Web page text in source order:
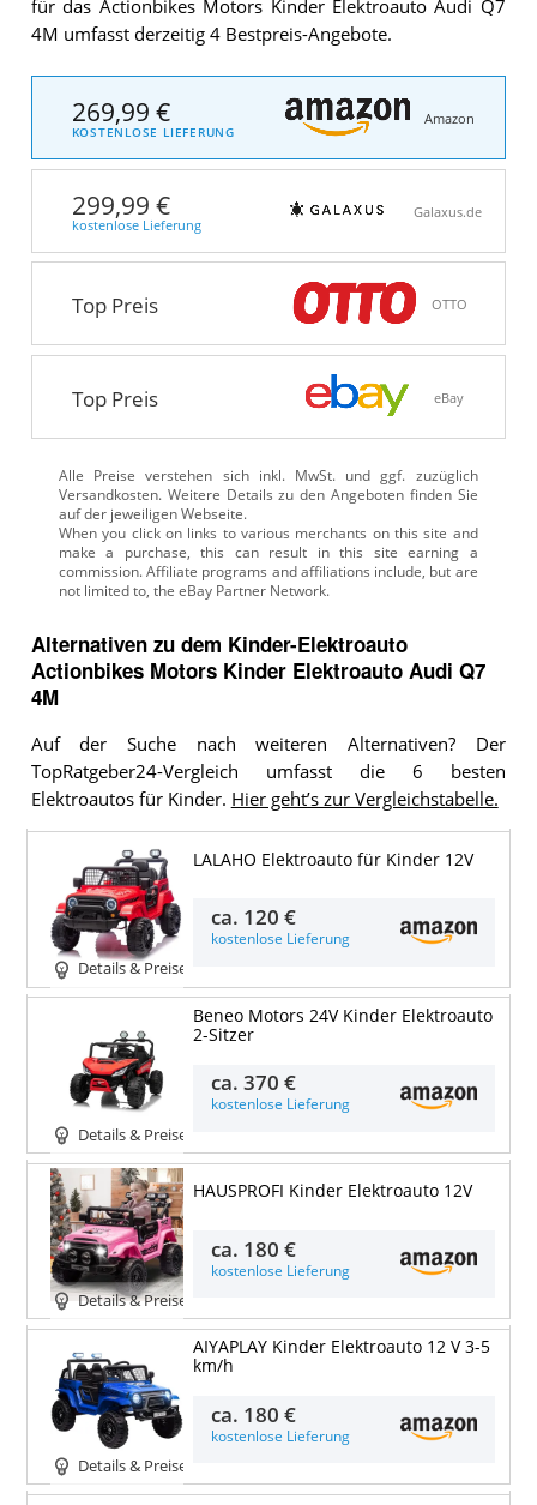
für das Actionbikes Motors Kinder Elektroauto Audi Q7
4M umfasst derzeitig 4 Bestpreis-Angebote.
269,99 €
KOSTENLOSE LIEFERUNG
Amazon
299,99 €
kostenlose Lieferung
Galaxus.de
Top Preis OTTO
Top Preis eBay
Alle Preise verstehen sich inkl. MwSt. und ggf. zuzüglich
Versandkosten. Weitere Details zu den Angeboten finden Sie
auf der jeweiligen Webseite.
Alternativen zu dem Kinder-Elektroauto
Actionbikes Motors Kinder Elektroauto Audi Q7
4M
Auf der Suche nach weiteren Alternativen? Der
TopRatgeber24-Vergleich umfasst die 6 besten
Elektroautos für Kinder. Hier geht’s zur Vergleichstabelle.
Details & Preise
LALAHO Elektroauto für Kinder 12V
ca. 120 €
kostenlose Lieferung
Details & Preise
Beneo Motors 24V Kinder Elektroauto
2-Sitzer
ca.370 €
kostenlose Lieferung
Details & Preise
HAUSPROFI Kinder Elektroauto 12V
ca. 180 €
kostenlose Lieferung
Details & Preise
AIYAPLAY Kinder Elektroauto 12 V 3-5
km/h
ca. 180 €
kostenlose Lieferung